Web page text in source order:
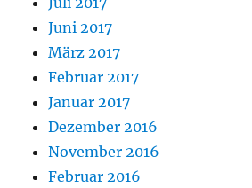
Juni 2017
März 2017
Februar 2017
Januar 2017
Dezember 2016
November 2016
Februar 2016